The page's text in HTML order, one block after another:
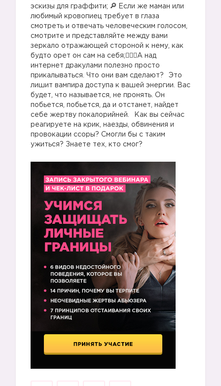
эскизы для граффити;
Если же маман или
любимый кровопиец требует в глаза
смотреть и отвечать человеческим голосом,
смотрите и представляйте между вами
зеркало отражающей стороной к нему, как
будто орет он сам на себя;🧛🏻‍♂️А над
интернет дракулами полезно просто
прикалываться. Что они вам сделают?⠀Это
лишит вампира доступа к вашей энергии. Вас
будет, что называется, не пронять. Он
побьется, побьется, да и отстанет, найдет
себе жертву покалорийней.⠀Как вы сейчас
реагируете на крик, наезды, обвинения и
провокации ссоры? Смогли бы с таким
ужиться? Знаете тех, кто смог?